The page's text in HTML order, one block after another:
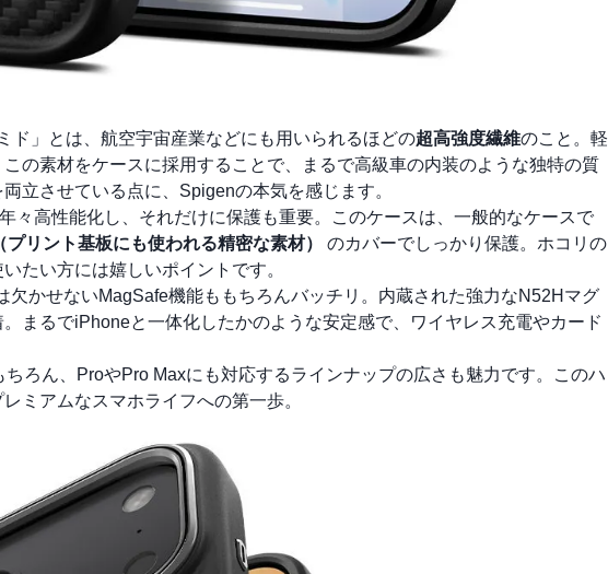
ド」とは、航空宇宙産業などにも用いられるほどの超高強度繊維のこと。軽
の素材をケースに採用することで、まるで高級車の内装のような独特の質
立させている点に、Spigenの本気を感じます。
々高性能化し、それだけに保護も重要。このケースは、一般的なケースで
プリント基板にも使われる精密な素材）
のカバーでしっかり保護。ホコリの
たい方には嬉しいポイントです。
欠かせないMagSafe機能ももちろんバッチリ。内蔵された強力なN52Hマグ
まるでiPhoneと一体化したかのような安定感で、ワイヤレス充電やカード
ろん、ProやPro Maxにも対応するラインナップの広さも魅力です。このハ
ミアムなスマホライフへの第一歩。